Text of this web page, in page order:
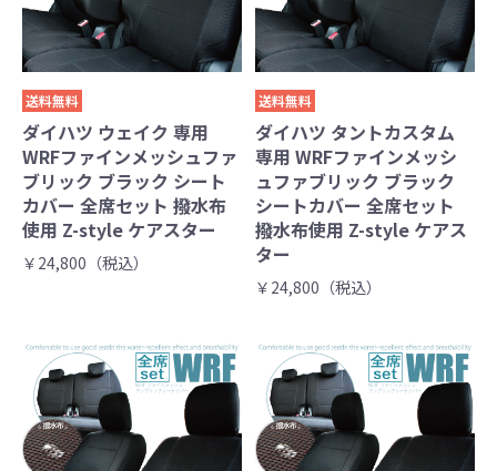
送料無料
ダイハツ ウェイク 専用
WRFファインメッシュファ
ブリック ブラック シート
カバー 全席セット 撥水布
使用 Z-style ケアスター
￥24,800（税込）
送料無料
ダイハツ タントカスタム
専用 WRFファインメッシ
ュファブリック ブラック
シートカバー 全席セット
撥水布使用 Z-style ケアス
ター
￥24,800（税込）